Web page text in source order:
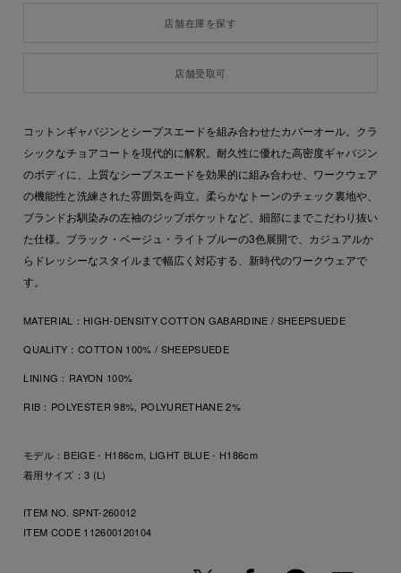
店舗在庫を探す
店舗受取可
コットンギャバジンとシープスエードを組み合わせたカバーオール。クラ
シックなチョアコートを現代的に解釈。耐久性に優れた高密度ギャバジン
のボディに、上質なシープスエードを効果的に組み合わせ、ワークウェア
の機能性と洗練された雰囲気を両立。柔らかなトーンのチェック裏地や、
ブランドお馴染みの左袖のジップポケットなど、細部にまでこだわり抜い
た仕様。ブラック・ベージュ・ライトブルーの3色展開で、カジュアルか
らドレッシーなスタイルまで幅広く対応する、新時代のワークウェアで
す。
MATERIAL： HIGH-DENSITY COTTON GABARDINE / SHEEPSUEDE
QUALITY： COTTON 100% / SHEEPSUEDE
LINING： RAYON 100%
RIB： POLYESTER 98%, POLYURETHANE 2%
モデル：BEIGE - H186cm, LIGHT BLUE - H186cm
着用サイズ：3 (L)
ITEM NO. SPNT-260012
ITEM CODE 112600120104